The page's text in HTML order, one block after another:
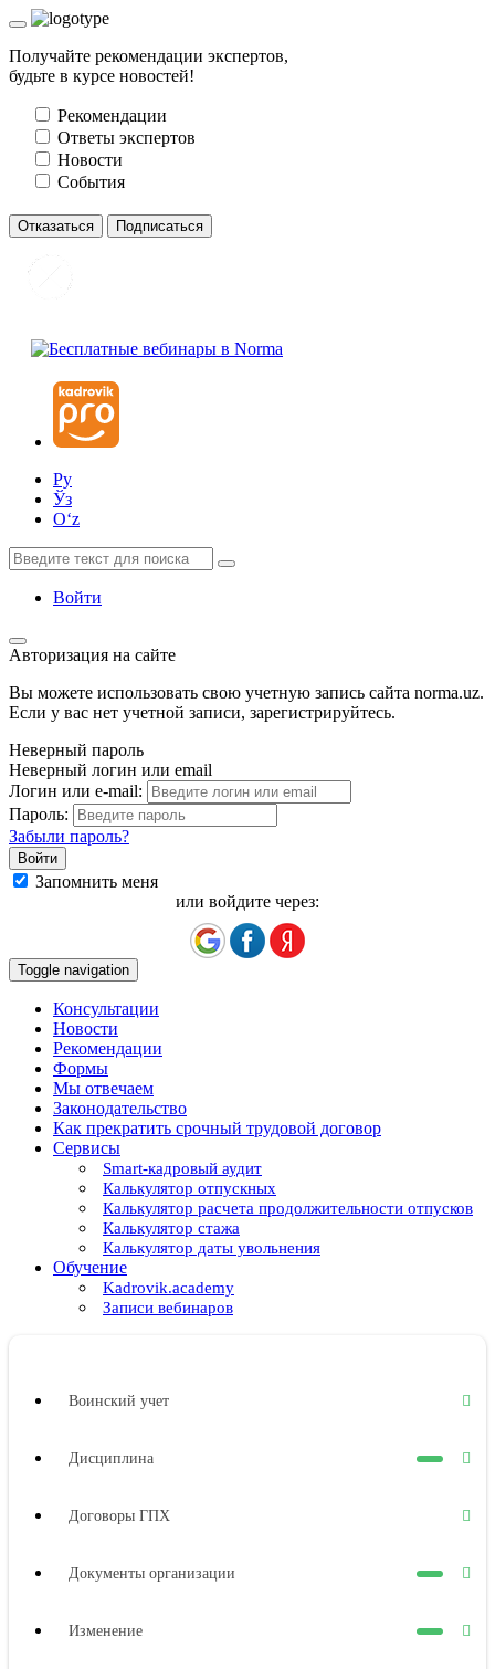
Получайте рекомендации экспертов,
будьте в курсе новостей!
Рекомендации
Ответы экспертов
Новости
События
Отказаться Подписаться
Ру
Ўз
Oʻz
Войти
Авторизация на сайте
Вы можете использовать свою учетную запись сайта norma.uz.
Если у вас нет учетной записи, зарегистрируйтесь.
Неверный пароль
Неверный логин или email
Логин или e-mail:
Пароль:
Забыли пароль?
Запомнить меня
или войдите через:
Toggle navigation
Консультации
Новости
Рекомендации
Формы
Мы отвечаем
Законодательство
Как прекратить срочный трудовой договор
Сервисы
Smart-кадровый аудит
Калькулятор отпускных
Калькулятор расчета продолжительности отпусков
Калькулятор стажа
Калькулятор даты увольнения
Обучение
Kadrovik.academy
Записи вебинаров
Воинский учет
Дисциплина
Договоры ГПХ
Документы организации
Изменение